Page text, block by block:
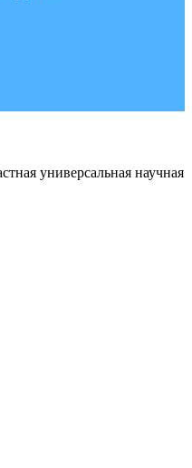
универсальная научная